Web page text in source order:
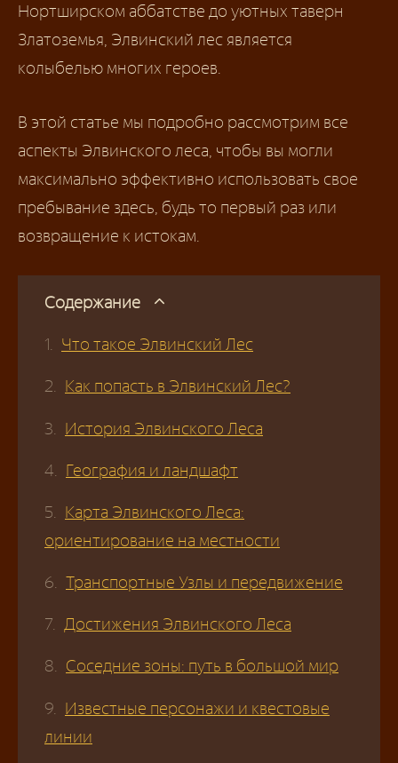
Нортширском аббатстве до уютных таверн
Златоземья, Элвинский лес является
колыбелью многих героев.
В этой статье мы подробно рассмотрим все
аспекты Элвинского леса, чтобы вы могли
максимально эффективно использовать свое
пребывание здесь, будь то первый раз или
возвращение к истокам.
Содержание
Что такое Элвинский Лес
Как попасть в Элвинский Лес?
История Элвинского Леса
География и ландшафт
Карта Элвинского Леса:
ориентирование на местности
Транспортные Узлы и передвижение
Достижения Элвинского Леса
Соседние зоны: путь в большой мир
Известные персонажи и квестовые
линии